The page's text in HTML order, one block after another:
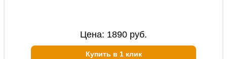
Цена: 1890 руб.
Купить в 1 клик